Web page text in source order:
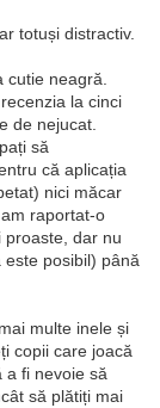
totuși distractiv.
neagră.
la cinci
de nejucat.
să
că aplicația
nici măcar
raportat-o
proaste, dar nu
posibil) până
multe inele și
copii care joacă
a fi nevoie să
să plătiți mai